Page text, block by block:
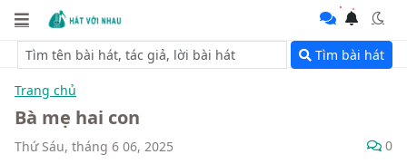
Tìm bài hát
Trang chủ
Bà mẹ hai con
Thứ Sáu, tháng 6 06, 2025 0